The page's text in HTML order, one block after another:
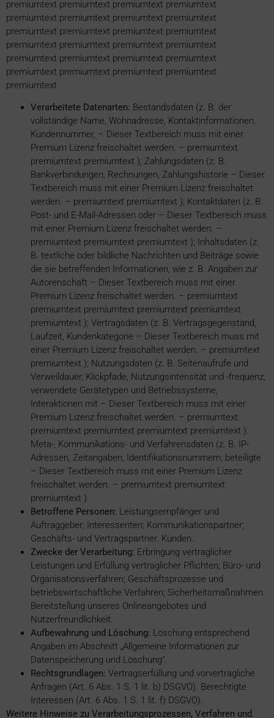
premiumtext premiumtext premiumtext premiumtext
premiumtext premiumtext premiumtext premiumtext
premiumtext premiumtext premiumtext premiumtext
premiumtext premiumtext premiumtext premiumtext
premiumtext premiumtext premiumtext premiumtext
premiumtext premiumtext premiumtext premiumtext
premiumtext
Verarbeitete Datenarten: Bestandsdaten (z. B. der
vollständige Name, Wohnadresse, Kontaktinformationen,
Kundennummer, – Dieser Textbereich muss mit einer
Premium Lizenz freischaltet werden. – premiumtext
premiumtext premiumtext ); Zahlungsdaten (z. B.
Bankverbindungen, Rechnungen, Zahlungshistorie – Dieser
Textbereich muss mit einer Premium Lizenz freischaltet
werden. – premiumtext premiumtext ); Kontaktdaten (z. B.
Post- und E-Mail-Adressen oder – Dieser Textbereich muss
mit einer Premium Lizenz freischaltet werden. –
premiumtext premiumtext premiumtext ); Inhaltsdaten (z.
B. textliche oder bildliche Nachrichten und Beiträge sowie
die sie betreffenden Informationen, wie z. B. Angaben zur
Autorenschaft – Dieser Textbereich muss mit einer
Premium Lizenz freischaltet werden. – premiumtext
premiumtext premiumtext premiumtext premiumtext
premiumtext ); Vertragsdaten (z. B. Vertragsgegenstand,
Laufzeit, Kundenkategorie – Dieser Textbereich muss mit
einer Premium Lizenz freischaltet werden. – premiumtext
premiumtext ); Nutzungsdaten (z. B. Seitenaufrufe und
Verweildauer, Klickpfade, Nutzungsintensität und -frequenz,
verwendete Gerätetypen und Betriebssysteme,
Interaktionen mit – Dieser Textbereich muss mit einer
Premium Lizenz freischaltet werden. – premiumtext
premiumtext premiumtext premiumtext premiumtext ).
Meta-, Kommunikations- und Verfahrensdaten (z. B. IP-
Adressen, Zeitangaben, Identifikationsnummern, beteiligte
– Dieser Textbereich muss mit einer Premium Lizenz
freischaltet werden. – premiumtext premiumtext
premiumtext ).
Betroffene Personen: Leistungsempfänger und
Auftraggeber; Interessenten; Kommunikationspartner;
Geschäfts- und Vertragspartner. Kunden.
Zwecke der Verarbeitung: Erbringung vertraglicher
Leistungen und Erfüllung vertraglicher Pflichten; Büro- und
Organisationsverfahren; Geschäftsprozesse und
betriebswirtschaftliche Verfahren; Sicherheitsmaßnahmen.
Bereitstellung unseres Onlineangebotes und
Nutzerfreundlichkeit.
Aufbewahrung und Löschung: Löschung entsprechend
Angaben im Abschnitt „Allgemeine Informationen zur
Datenspeicherung und Löschung“.
Rechtsgrundlagen: Vertragserfüllung und vorvertragliche
Anfragen (Art. 6 Abs. 1 S. 1 lit. b) DSGVO). Berechtigte
Interessen (Art. 6 Abs. 1 S. 1 lit. f) DSGVO).
Weitere Hinweise zu Verarbeitungsprozessen, Verfahren und